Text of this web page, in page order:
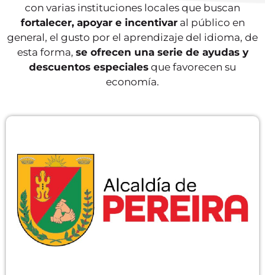
con varias instituciones locales que buscan
fortalecer, apoyar e incentivaral público en
general, el gusto por el aprendizaje del idioma, de
esta forma, se ofrecen una serie de ayudas y
descuentos especiales que favorecen su
economía.